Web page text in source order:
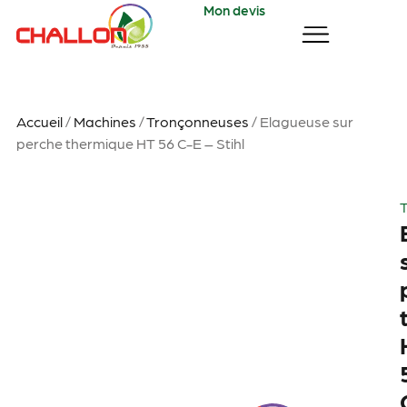
Mon devis
Accueil/ Machines /Tronçonneuses / Elagueuse sur
perche thermique HT 56 C-E – Stihl